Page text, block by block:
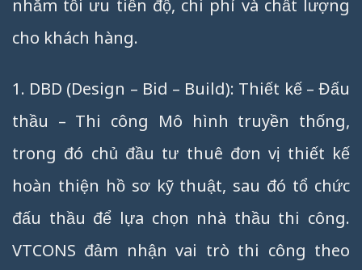
nhằm tối ưu tiến độ, chi phí và chất lượng
cho khách hàng.
1. DBD (Design – Bid – Build): Thiết kế – Đấu
thầu – Thi công Mô hình truyền thống,
trong đó chủ đầu tư thuê đơn vị thiết kế
hoàn thiện hồ sơ kỹ thuật, sau đó tổ chức
đấu thầu để lựa chọn nhà thầu thi công.
VTCONS đảm nhận vai trò thi công theo